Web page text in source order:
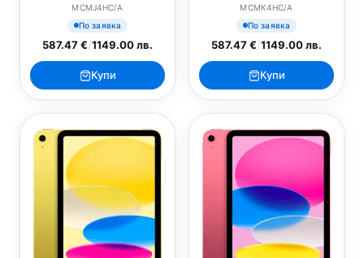
MCMJ4HC/A
По заявка
587.47 €/1149.00 лв.
Купи
MCMK4HC/A
По заявка
587.47 €/1149.00 лв.
Купи